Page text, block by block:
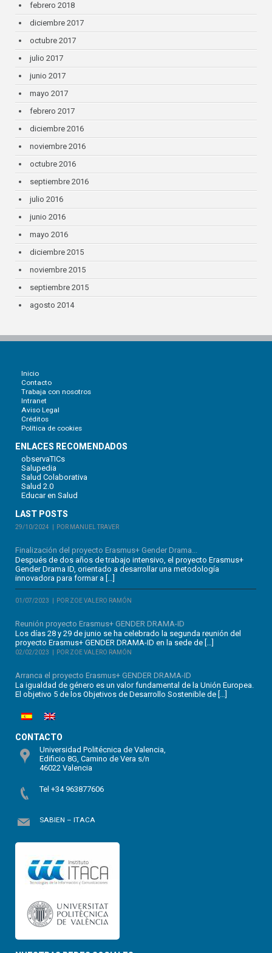
febrero 2018
diciembre 2017
octubre 2017
julio 2017
junio 2017
mayo 2017
febrero 2017
diciembre 2016
noviembre 2016
octubre 2016
septiembre 2016
julio 2016
junio 2016
mayo 2016
diciembre 2015
noviembre 2015
septiembre 2015
agosto 2014
Inicio
Contacto
Trabaja con nosotros
Intranet
Aviso Legal
Créditos
Política de cookies
ENLACES RECOMENDADOS
observaTICs
Salupedia
Salud Colaborativa
Salud 2.0
Educar en Salud
LAST POSTS
29/10/2024 POR MANUEL TRAVER
Finalización del proyecto Erasmus+ Gender Drama...
Después de dos años de trabajo intensivo, el proyecto Erasmus+
Gender Drama ID, orientado a desarrollar una metodología
innovadora para formar a […]
01/07/2023 POR ZOE VALERO RAMÓN
Reunión proyecto Erasmus+ GENDER DRAMA-ID
Los días 28 y 29 de junio se ha celebrado la segunda reunión del
proyecto Erasmus+ GENDER DRAMA-ID en la sede de […]
02/02/2023 POR ZOE VALERO RAMÓN
Arranca el proyecto Erasmus+ GENDER DRAMA-ID
La igualdad de género es un valor fundamental de la Unión Europea.
El objetivo 5 de los Objetivos de Desarrollo Sostenible de […]
CONTACTO
Universidad Politécnica de Valencia,
Edificio 8G, Camino de Vera s/n
46022 Valencia
Tel +34 963877606
SABIEN – ITACA